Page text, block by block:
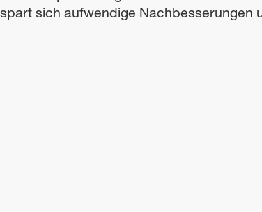
sich aufwendige